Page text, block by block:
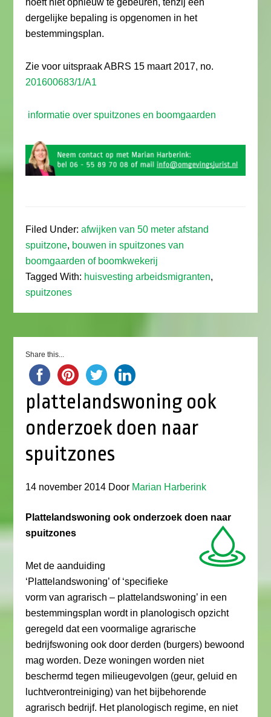
hoeft niet opnieuw te gebeuren, tenzij een
dergelijke bepaling is opgenomen in het
bestemmingsplan.
Zie voor uitspraak ABRS 15 maart 2017, no.
201600683/1/A1
informatie over spuitzones en boomgaarden
Filed Under:afwijken van 50 meter afstand
spuitzone, bouwen in spuitzones van
boomgaarden of boomkwekerij
Tagged With: huisvesting arbeidsmigranten,
spuitzones
Share this...
plattelandswoning ook
onderzoek doen naar
spuitzones
14 november 2014 Door Marian Harberink
Plattelandswoning ook onderzoek doen naar
spuitzones
Met de aanduiding
‘Plattelandswoning’ of ‘specifieke
vorm van agrarisch – plattelandswoning’ in een
bestemmingsplan wordt in planologisch opzicht
geregeld dat een voormalige agrarische
bedrijfswoning ook door derden (burgers) bewoond
mag worden. Deze woningen worden niet
beschermd tegen milieugevolgen (geur, geluid en
luchtverontreiniging) van het bijbehorende
agrarisch bedrijf. Het planologisch regime, en niet